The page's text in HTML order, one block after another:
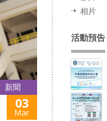
新聞
03
Mar
相片
活動預告